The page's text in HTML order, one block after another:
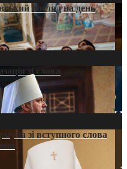
погляд на день
зі слова
зі вступного слова